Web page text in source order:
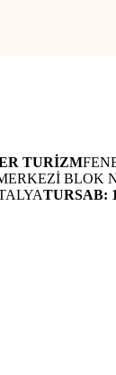
TURİZM
BLOK
TURSAB: